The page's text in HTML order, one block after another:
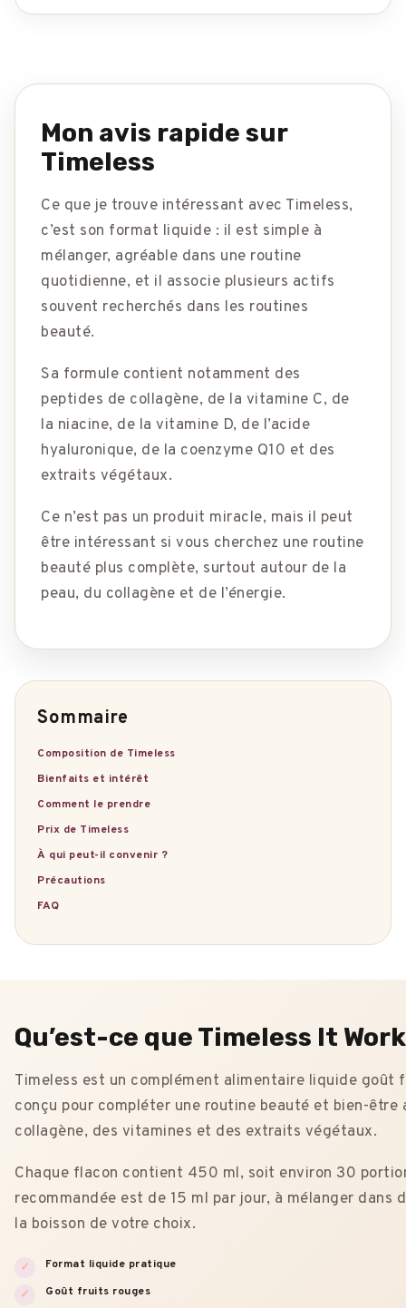
Mon avis rapide sur
Timeless
Ce que je trouve intéressant avec Timeless,
c’est son format liquide : il est simple à
mélanger, agréable dans une routine
quotidienne, et il associe plusieurs actifs
souvent recherchés dans les routines
beauté.
Sa formule contient notamment des
peptides de collagène, de la vitamine C, de
la niacine, de la vitamine D, de l’acide
hyaluronique, de la coenzyme Q10 et des
extraits végétaux.
Ce n’est pas un produit miracle, mais il peut
être intéressant si vous cherchez une routine
beauté plus complète, surtout autour de la
peau, du collagène et de l’énergie.
Sommaire
Composition de Timeless
Bienfaits et intérêt
Comment le prendre
Prix de Timeless
À qui peut-il convenir ?
Précautions
FAQ
Qu’est-ce que Timeless It
Timeless est un complément alimentaire liquide goût
conçu pour compléter une routine beauté et bien-être
collagène, des vitamines et des extraits végétaux.
Chaque flacon contient 450 ml, soit environ 30
recommandée est de 15 ml par jour, à mélanger dans
la boisson de votre choix.
Format liquide pratique
Goût fruits rouges